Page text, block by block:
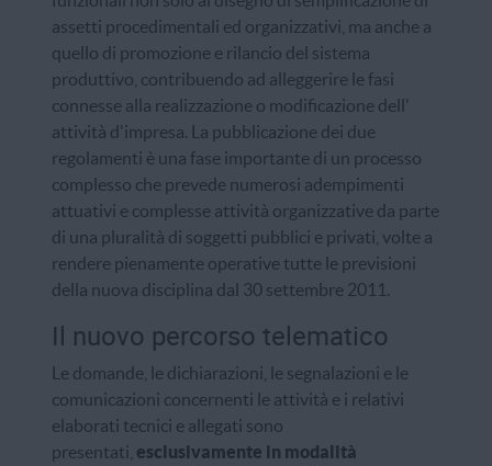
assetti procedimentali ed organizzativi, ma anche a
quello di promozione e rilancio del sistema
produttivo, contribuendo ad alleggerire le fasi
connesse alla realizzazione o modificazione dell'
attività d'impresa. La pubblicazione dei due
regolamenti è una fase importante di un processo
complesso che prevede numerosi adempimenti
attuativi e complesse attività organizzative da parte
di una pluralità di soggetti pubblici e privati, volte a
rendere pienamente operative tutte le previsioni
della nuova disciplina dal 30 settembre 2011.
Il nuovo percorso telematico
Le domande, le dichiarazioni, le segnalazioni e le
comunicazioni concernenti le attività e i relativi
elaborati tecnici e allegati sono
presentati, esclusivamente in modalità